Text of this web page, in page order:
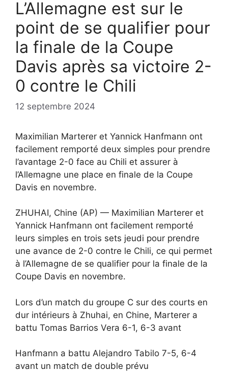
L’Allemagne est sur le
point de se qualifier pour
la finale de la Coupe
Davis après sa victoire 2-
0 contre le Chili
12 septembre 2024
Maximilian Marterer et Yannick Hanfmann ont
facilement remporté deux simples pour prendre
l’avantage 2-0 face au Chili et assurer à
l’Allemagne une place en finale de la Coupe
Davis en novembre.
ZHUHAI, Chine (AP) — Maximilian Marterer et
Yannick Hanfmann ont facilement remporté
leurs simples en trois sets jeudi pour prendre
une avance de 2-0 contre le Chili, ce qui permet
à l’Allemagne de se qualifier pour la finale de la
Coupe Davis en novembre.
Lors d’un match du groupe C sur des courts en
dur intérieurs à Zhuhai, en Chine, Marterer a
battu Tomas Barrios Vera 6-1, 6-3 avant
Hanfmann a battu Alejandro Tabilo 7-5, 6-4
avant un match de double prévu